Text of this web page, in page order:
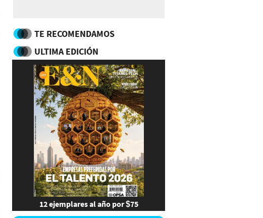
TE RECOMENDAMOS
ULTIMA EDICIÓN
12 ejemplares al año por $75